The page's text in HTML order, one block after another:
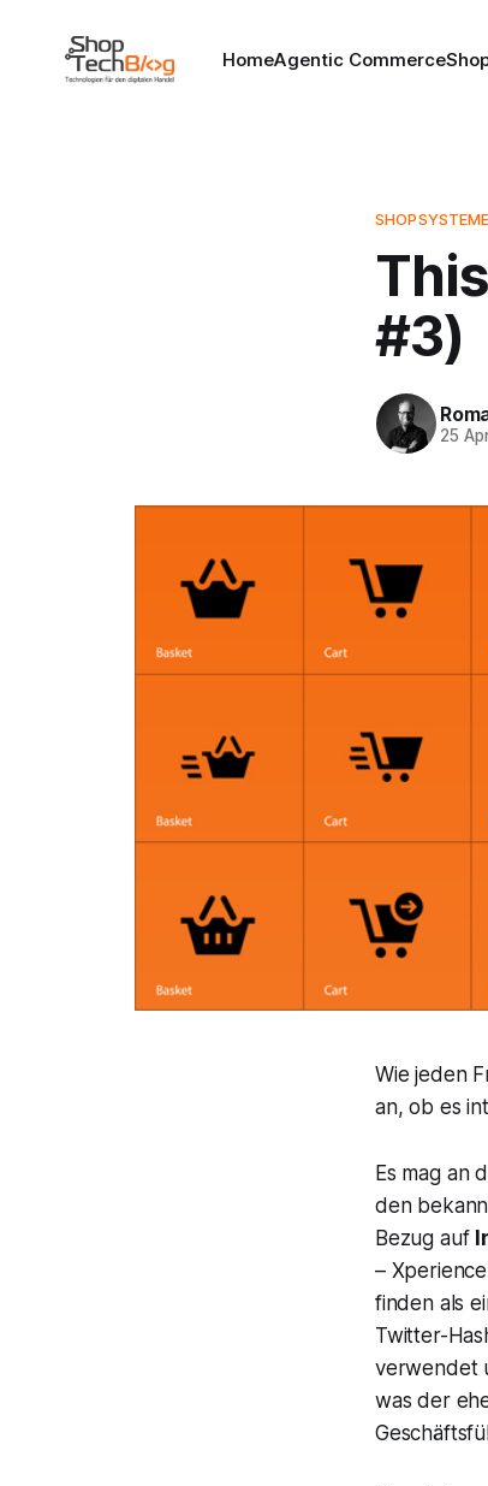
HomeAgentic Commerce
SHOPSYSTEME
#3)
25
Wie jeden
an, ob es
Es mag an
den
Bezug auf
–
finden als
Twitter-
verwendet
was der